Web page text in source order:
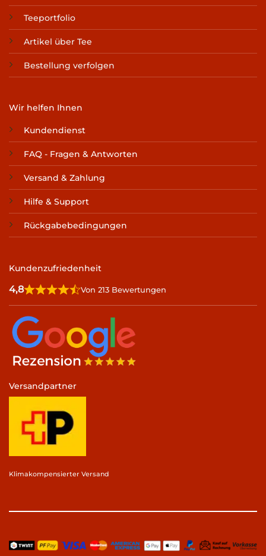
Teeportfolio
Artikel über Tee
Bestellung verfolgen
Wir helfen Ihnen
Kundendienst
FAQ - Fragen & Antworten
Versand & Zahlung
Hilfe & Support
Rückgabebedingungen
Kundenzufriedenheit
4,8 Von 213 Bewertungen
Versandpartner
Klimakompensierter Versand